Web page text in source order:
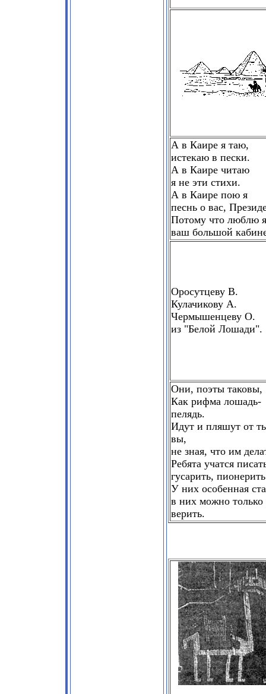
А в Каире я таю,
истекаю в пески.
А в Каире читаю
я не эти стихи.
А в Каире пою я
песнь о вас,
Потому что люблю я
ваш большой
Оросутцеву В.
Кулачикову А.
Чермышенцеву О.
из "Белой Лошади".
Они, поэты таковы,
Как рифма лошадь-
пелядь.
Идут и пляшут от
вы,
не зная, что им
Ребята учатся
гусарить,
У них особенная
в них можно только
верить.